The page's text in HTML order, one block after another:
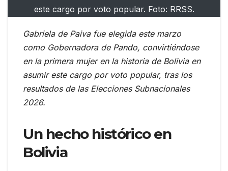
este cargo por voto popular. Foto: RRSS.
Gabriela de Paiva fue elegida este marzo
como Gobernadora de Pando, convirtiéndose
en la primera mujer en la historia de Bolivia en
asumir este cargo por voto popular, tras los
resultados de las Elecciones Subnacionales
2026.
Un hecho histórico en
Bolivia